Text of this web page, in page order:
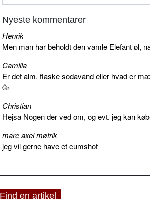
Nyeste kommentarer
Henrik
Men man har beholdt den vamle Elefant øl,
Camilla
Er det alm. flaske sodavand eller hvad er
🥳
Christian
Hejsa Nogen der ved om, og evt. jeg kan
marc axel møtrik
jeg vil gerne have et cumshot
Find en artikel